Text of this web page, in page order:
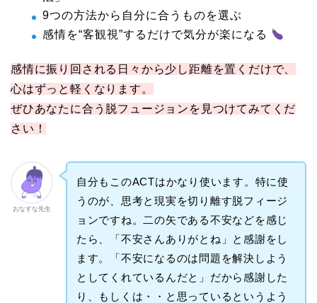
9つの方法から自分に合うものを選ぶ
感情を“客観視”するだけで気分が楽になる
感情に振り回される日々から少し距離を置くだけで、
心はずっと軽くなります。
ぜひあなたに合う脱フュージョンを見つけてみてくだ
さい！
おなすな先生
自分もこのACTはかなり使います。特に使
うのが、思考と現実を切り離す脱フィージ
ョンですね。二の矢である不安などを感じ
たら、「不安さんありがとね」と感謝をし
ます。「不安になるのは問題を解決しよう
としてくれているんだと」だから感謝した
り、もしくは・・と思っているというよう